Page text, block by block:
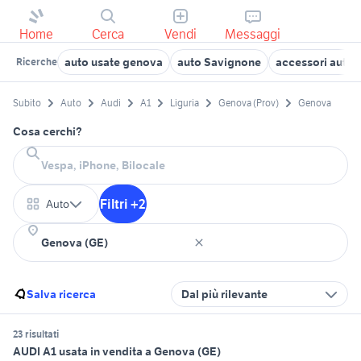
Home Cerca Vendi Messaggi
Ricerche auto usate genova auto Savignone accessori auto
Subito Auto Audi A1 Liguria Genova (Prov) Genova
Cosa cerchi?
Auto Filtri +2
Salva ricerca Dal più rilevante
23 risultati
AUDI A1 usata in vendita a Genova (GE)